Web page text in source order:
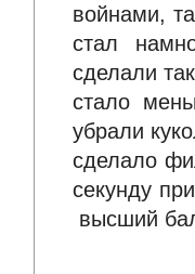
войнами,
стал
сделали
стало
убрали
сделало
секунду
высший